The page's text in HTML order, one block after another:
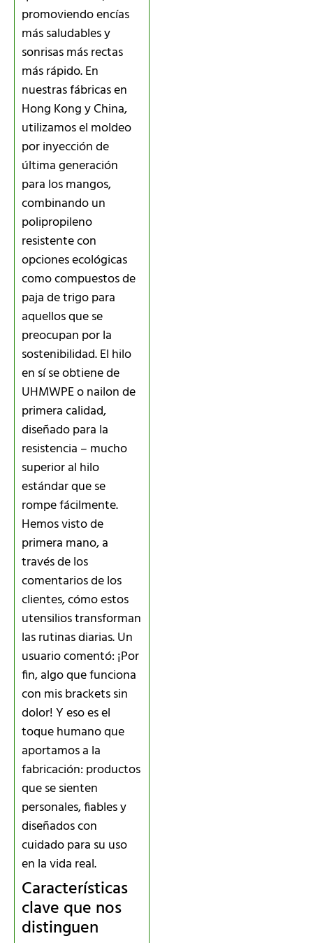
promoviendo encías
más saludables y
sonrisas más rectas
más rápido. En
nuestras fábricas en
Hong Kong y China,
utilizamos el moldeo
por inyección de
última generación
para los mangos,
combinando un
polipropileno
resistente con
opciones ecológicas
como compuestos de
paja de trigo para
aquellos que se
preocupan por la
sostenibilidad. El hilo
en sí se obtiene de
UHMWPE o nailon de
primera calidad,
diseñado para la
resistencia – mucho
superior al hilo
estándar que se
rompe fácilmente.
Hemos visto de
primera mano, a
través de los
comentarios de los
clientes, cómo estos
utensilios transforman
las rutinas diarias. Un
usuario comentó: ¡Por
fin, algo que funciona
con mis brackets sin
dolor! Y eso es el
toque humano que
aportamos a la
fabricación: productos
que se sienten
personales, fiables y
diseñados con
cuidado para su uso
en la vida real.
Características
clave que nos
distinguen